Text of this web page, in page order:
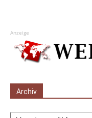
Anzeige
Archiv
Archiv